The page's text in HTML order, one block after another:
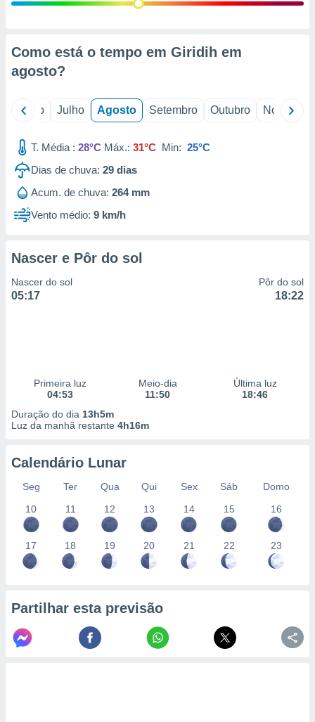
estudos
1199
Como está o tempo em Giridih em
agosto?
Junho Julho Agosto Setembro Outubro Novembro
T. Média : 28°C Máx.: 31°C Min: 25°C
Dias de chuva: 29 dias
Acum. de chuva: 264 mm
Vento médio: 9 km/h
Nascer e Pôr do sol
Nascer do sol
05:17
Pôr do sol
18:22
Primeira luz
04:53
Meio-dia
11:50
Última luz
18:46
Duração do dia 13h5m
Luz da manhã restante 4h16m
Calendário Lunar
Seg Ter Qua Qui Sex Sáb
Domo
10
11 12 13 14 15 16
17 18 19 20 21 22 23
Partilhar esta previsão